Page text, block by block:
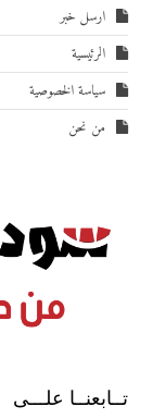
ارسل خبر
الرئيسية
سياسة الخصوصية
من نحن
تــابعنــا علـــى